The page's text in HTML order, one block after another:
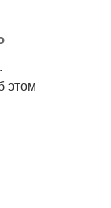
этом